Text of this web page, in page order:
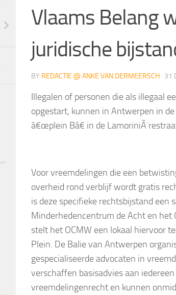
Vlaams Belang
juridische
BY REDACTIE @ ANKE VAN DERMEERSCH · 31
Illegalen of personen die als illegaal
opgestart, kunnen in Antwerpen in
â€œplein Bâ€ in de
Voor vreemdelingen die een
overheid rond verblijf wordt gratis
is deze specifieke rechtsbijstand een
Minderhedencentrum de Acht en het
stelt het OCMW een lokaal hiervoor
Plein. De Balie van Antwerpen
gespecialiseerde advocaten in
verschaffen basisadvies aan
vreemdelingenrecht en kunnen